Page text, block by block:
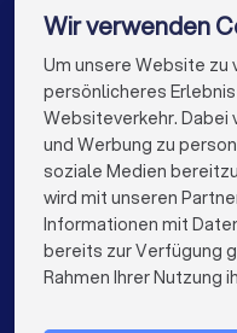
Krankheit?
Diese Unterlagen
Letzte
Übersicht über
Liste offener
Steuerberater in Hanau
Steuerberater in
Die besten
info@trustlocal.de
FÜR PRIVATPERSONEN
Wir verwenden
Um unsere Website zu
persönlicheres
Websiteverkehr. Dabei
und Werbung zu
soziale Medien
wird mit unseren
Informationen mit
bereits zur Verfügung
Rahmen Ihrer Nutzung